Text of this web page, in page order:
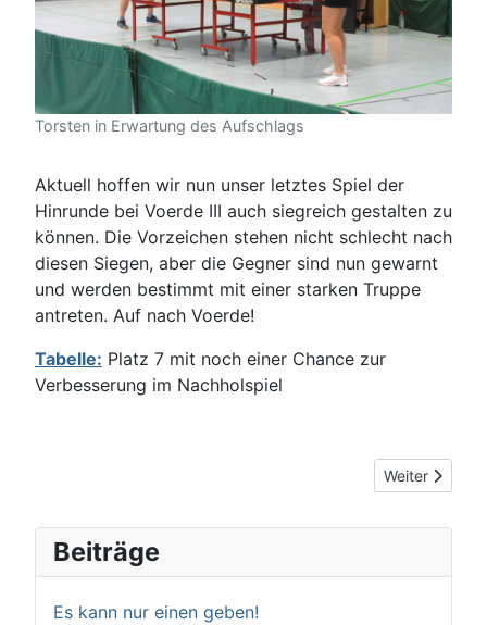
Torsten in Erwartung des Aufschlags
Aktuell hoffen wir nun unser letztes Spiel der
Hinrunde bei Voerde III auch siegreich gestalten zu
können. Die Vorzeichen stehen nicht schlecht nach
diesen Siegen, aber die Gegner sind nun gewarnt
und werden bestimmt mit einer starken Truppe
antreten. Auf nach Voerde!
Tabelle: Platz 7 mit noch einer Chance zur
Verbesserung im Nachholspiel
Nächster
Weiter
Beiträge
Es kann nur einen geben!